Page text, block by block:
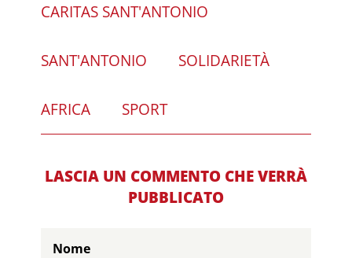
CARITAS SANT'ANTONIO
SANT'ANTONIO SOLIDARIETÀ
AFRICA SPORT
LASCIA UN COMMENTO CHE VERRÀ
PUBBLICATO
Nome